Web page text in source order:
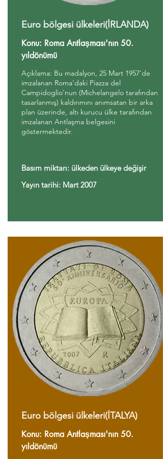
Euro bölgesi ülkeleri(İRLANDA)
Konu: Roma Antlaşması'nın 50.
yıldönümü
Açıklama: Bu madalyon, 25 Mart 1957'de
imzalanan Roma'daki Piazza del
Campidoglio'nun (Michelangelo tarafından
tasarlanmış) kaldırımını anımsatan bir arka
plan üzerinde, altı kurucu ülke tarafından
imzalanan Antlaşma belgesini
göstermektedir.
Basım miktarı: ülkeden ülkeye değişir
Yayın tarihi: Mart 2007
Euro bölgesi ülkeleri(İTALYA)
Konu: Roma Antlaşması'nın 50.
yıldönümü